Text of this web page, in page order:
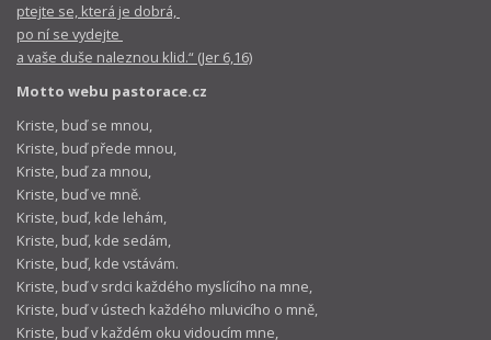
ptejte se, která je dobrá,
po ní se vydejte
a vaše duše naleznou klid.“ (Jer 6,16)
Motto webu pastorace.cz
Kriste, buď se mnou,
Kriste, buď přede mnou,
Kriste, buď za mnou,
Kriste, buď ve mně.
Kriste, buď, kde lehám,
Kriste, buď, kde sedám,
Kriste, buď, kde vstávám.
Kriste, buď v srdci každého myslícího na mne,
Kriste, buď v ústech každého mluvicího o mně,
Kriste, buď v každém oku vidoucím mne,